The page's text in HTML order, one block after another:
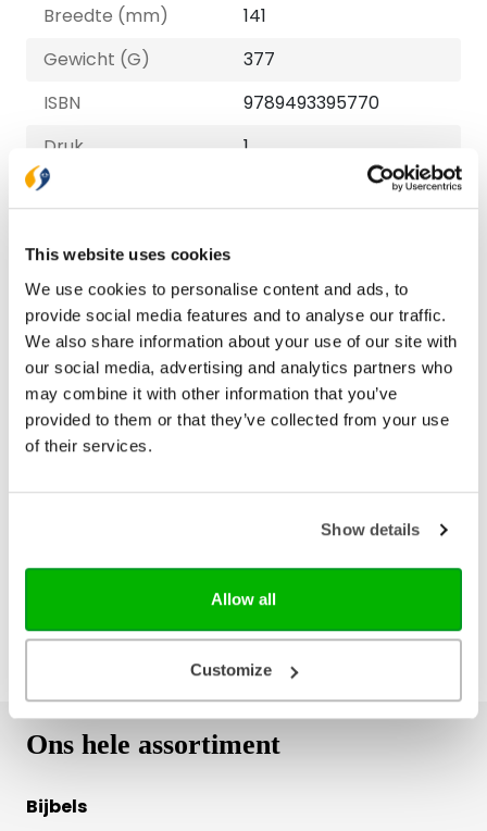
This website uses cookies
We use cookies to personalise content and ads, to
provide social media features and to analyse our traffic.
We also share information about your use of our site with
our social media, advertising and analytics partners who
may combine it with other information that you’ve
provided to them or that they’ve collected from your use
of their services.
Show details
Allow all
Customize
Breedte (mm)
141
Gewicht (G)
377
ISBN
9789493395770
Druk
1
Verschijningsdatum
Gerard de Korte, Leo
Fijen
Taal
Nederlands
Aantal pagina's
192
Gratis verzending vanaf € 20,-
Ons hele assortiment
Bijbels